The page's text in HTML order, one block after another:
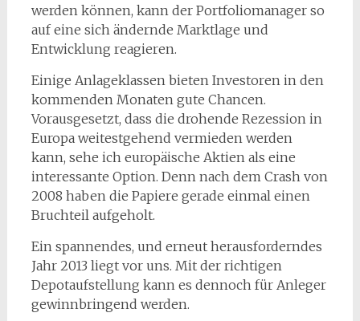
werden können, kann der Portfoliomanager so
auf eine sich ändernde Marktlage und
Entwicklung reagieren.
Einige Anlageklassen bieten Investoren in den
kommenden Monaten gute Chancen.
Vorausgesetzt, dass die drohende Rezession in
Europa weitestgehend vermieden werden
kann, sehe ich europäische Aktien als eine
interessante Option. Denn nach dem Crash von
2008 haben die Papiere gerade einmal einen
Bruchteil aufgeholt.
Ein spannendes, und erneut herausforderndes
Jahr 2013 liegt vor uns. Mit der richtigen
Depotaufstellung kann es dennoch für Anleger
gewinnbringend werden.